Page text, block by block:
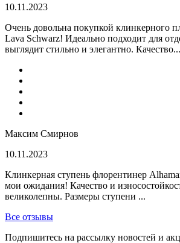
10.11.2023
Очень довольна покупкой клинкерного
Lava Schwarz! Идеально подходит для
выглядит стильно и элегантно. Качество...
Максим Смирнов
10.11.2023
Клинкерная ступень флорентинер
мои ожидания! Качество и
великолепны. Размеры ступени ...
Все отзывы
Подпишитесь на рассылку новостей и